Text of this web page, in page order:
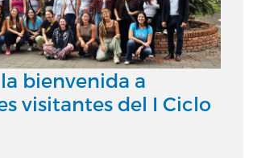
bienvenida a
visitantes del I Ciclo